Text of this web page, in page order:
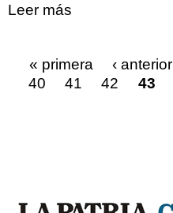
Leer más
Páginas
« primera ‹ anterior
40
41 42 43